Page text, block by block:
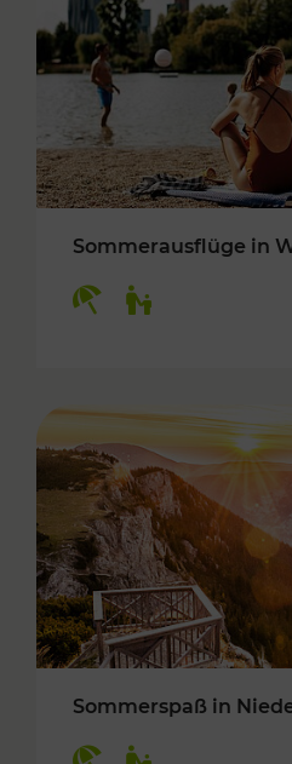
Sommerausflüge in
Sommerspaß in